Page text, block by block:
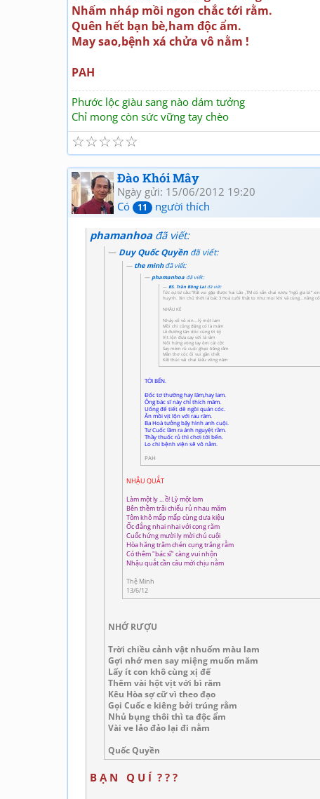
Nhấm nháp mồi ngon chắc tới rằm.
Quên hết bạn bè,ham độc ẩm.
May sao,bệnh xá chửa vô nằm !
PAH
Phước lộc giàu sang nào dám tưởng
Chỉ mong còn sức vững tay chèo
☆
☆
☆
☆
☆
Đào Khói Mây
Ngày gửi: 15/06/2012 19:20
Có
11 người thích
phamanhoađã viết:
Duy Quốc Quyền đã viết:
the minhđã viết:
phamanhoa đã viết:
BS. Trần Bồng Laiđã viết:
Tức sự từ câu:"Rất vui gặp được hai Lão ,TM có sẵn chai rươụ "ngũ gia bì"
huynh. Xin chủ thớt là bác 3 Hoà cười thật to như mọi khi và cùng...nâng
NHẬU KÉ
Nhảy xổ vô xin...lỳ một lam
Mồi chi cũng đặng có là măm
Lề đường tán dóc cùng tri kỷ
Vịt lộn đưa cay với lá răm
Nổi hứng vòng tay ôm cái cột
Say mèm rủ cuội ghẹo trăng rằm
Mần thơ cóc ổi vui gần chết
Kết thúc vài chai kiếu võng nằm
TỚI BẾN.
Đốc tơ thường hay lãm,hay lam.
Ông bác sĩ này chỉ thích măm.
Uống đế tiết dê ngồi quán cóc.
Ăn mồi vịt lộn với rau răm.
Ba Hoà tưởng bậy hình anh cuội.
Tư Cuốc lầm ra ánh nguyệt rằm.
Thầy thuốc rủ thì chơi tới bến.
Lo chi bệnh viện sẽ vô nằm.
PAH
NHẬU QUẮT
Làm một ly ... ồ! Lỳ một lam
Bên thềm trãi chiếu rủ nhau măm
Tôm khô mấp mấp cùng dưa kiệu
Ốc đắng nhai nhai với cọng răm
Cuốc hứng mười ly mời chú cuội
Hòa hăng trăm chén cụng trăng rằm
Có thêm "bác sĩ" càng vui nhộn
Nhậu quắt cần câu mới chịu nằm
Thệ Minh
13/6/12
NHỚ RƯỢU
Trời chiều cảnh vật nhuốm màu lam
Gợi nhớ men say miệng muốn măm
Lấy ít con khô cùng xị đế
Thêm vài hột vịt với bì răm
Kêu Hòa sợ cữ vì theo đạo
Gọi Cuốc e kiêng bởi trúng rằm
Nhủ bụng thôi thì ta độc ẩm
Vài ve lảo đảo lại đi nằm
Quốc Quyền
B Ạ N Q U Í ? ? ?